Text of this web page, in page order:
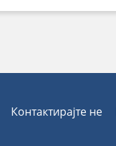
Контактирајте не